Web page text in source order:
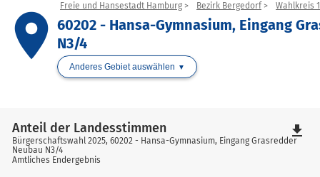
place
Freie und Hansestadt Hamburg Bezirk Bergedorf Wahlkreis
60202 - Hansa-Gymnasium, Eingang
N3/4
Anderes Gebiet auswählen
Anteil der Landesstimmen
Bürgerschaftswahl 2025, 60202 - Hansa-Gymnasium, Eingang Grasredder
Neubau N3/4
Amtliches Endergebnis
file_download